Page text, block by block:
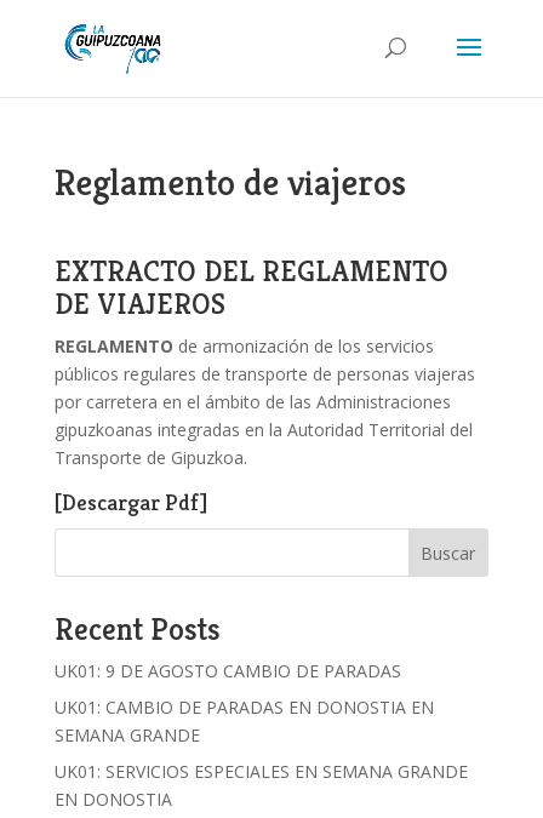
Reglamento de viajeros
EXTRACTO DEL REGLAMENTO
DE VIAJEROS
REGLAMENTO de armonización de los servicios
públicos regulares de transporte de personas viajeras
por carretera en el ámbito de las Administraciones
gipuzkoanas integradas en la Autoridad Territorial del
Transporte de Gipuzkoa.
[Descargar Pdf]
Buscar
Recent Posts
UK01: 9 DE AGOSTO CAMBIO DE PARADAS
UK01: CAMBIO DE PARADAS EN DONOSTIA EN
SEMANA GRANDE
UK01: SERVICIOS ESPECIALES EN SEMANA GRANDE
EN DONOSTIA